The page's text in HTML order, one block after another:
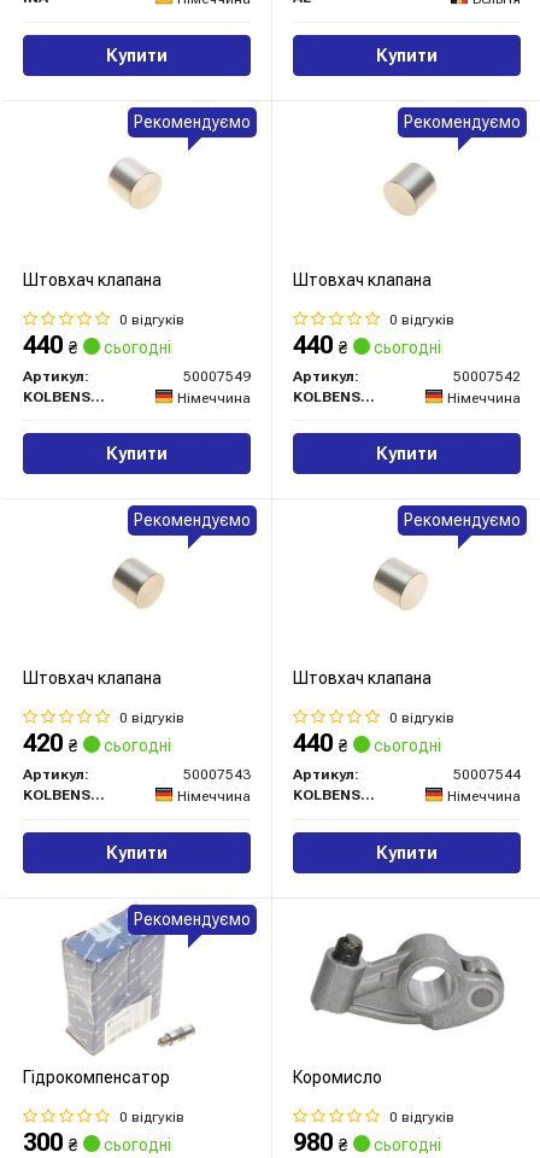
Купити Купити
Штовхач клапана
0 відгуків
440 ₴ сьогодні
Артикул:
50007549
KOLBENSCHMIDT
Німеччина
Купити
Рекомендуємо
Штовхач клапана
0 відгуків
440 ₴ сьогодні
Артикул:
50007542
KOLBENSCHMIDT
Німеччина
Купити
Рекомендуємо
Штовхач клапана
0 відгуків
420 ₴ сьогодні
Артикул:
50007543
KOLBENSCHMIDT
Німеччина
Купити
Рекомендуємо
Штовхач клапана
0 відгуків
440 ₴ сьогодні
Артикул:
50007544
KOLBENSCHMIDT
Німеччина
Купити
Рекомендуємо
Гідрокомпенсатор
0 відгуків
300 ₴ сьогодні
Рекомендуємо
Коромисло
0 відгуків
980 ₴ сьогодні